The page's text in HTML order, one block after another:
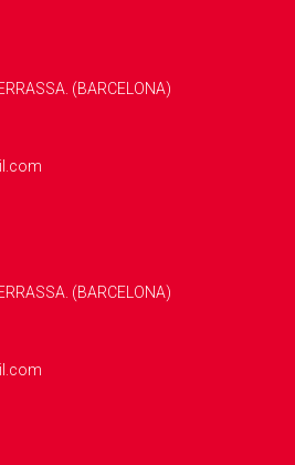
(BARCELONA)
(BARCELONA)